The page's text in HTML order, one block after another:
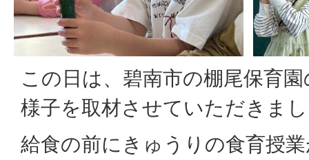
この日は、碧南市の棚尾保育
様子を取材させていただきま
給食の前にきゅうりの食育授